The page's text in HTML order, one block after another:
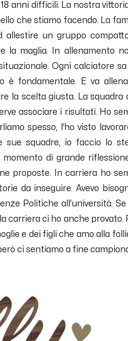
anni difficili. La nostra
che stiamo facendo. La
allestire un gruppo
la maglia. In allenamento
Ogni calciatore
è fondamentale. E va
la scelta giusta. La squadra
associare i risultati. Ho
spesso, l’ho visto
sue squadre, io faccio lo
momento di grande
proposte. In carriera ho
da inseguire. Avevo
Politiche all’università.
carriera ci ho anche provato.
e dei figli che amo alla
ci sentiamo a fine